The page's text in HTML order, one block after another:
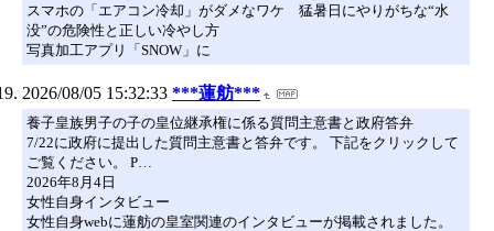
スマホの「エアコン冷却」がダメなワケ 猛暑日にやりがちな“水
没”の危険性と正しい冷やし方
写真加工アプリ「SNOW」に
2026/08/05 15:32:33 ***蓮舫***
養子皇族男子の子の皇位継承権に係る質問主意書と政府答弁
7/22に政府に提出した質問主意書と答弁です。 下記をクリックして
ご覧ください。 P…
2026年8月4日
女性自身インタビュー
女性自身webに蓮舫の皇室関連のインタビューが掲載されました。